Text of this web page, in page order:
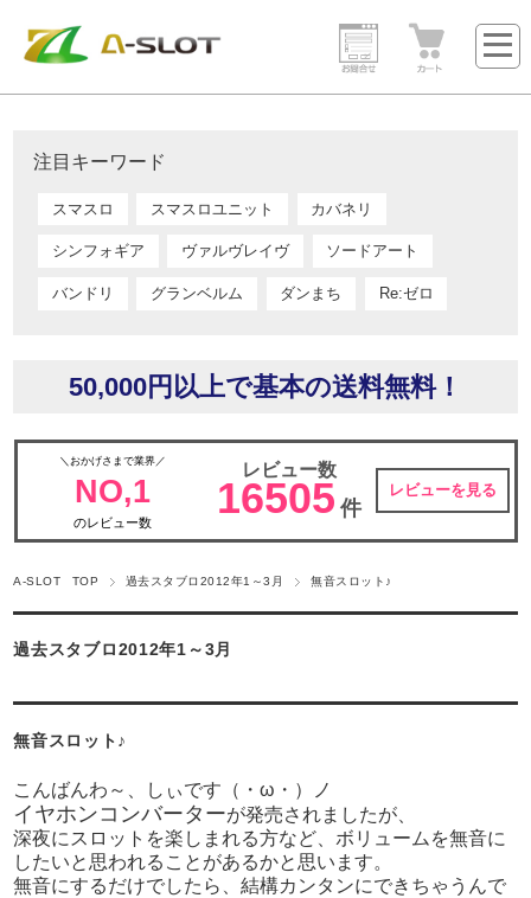
注目キーワード
スマスロ スマスロユニット カバネリ
シンフォギア ヴァルヴレイヴ ソードアート
バンドリ グランベルム ダンまち Re:ゼロ
50,000円以上で基本の送料無料！
＼おかげさまで業界／
NO,1
のレビュー数
レビュー数
16505 件
レビューを見る
A-SLOT TOP 過去スタブロ2012年1～3月 無音スロット♪
過去スタブロ2012年1～3月
無音スロット♪
こんばんわ～、しぃです（・ω・）ノ
イヤホンコンバーターが発売されましたが、
深夜にスロットを楽しまれる方など、ボリュームを無音に
したいと思われることがあるかと思います。
無音にするだけでしたら、結構カンタンにできちゃうんで